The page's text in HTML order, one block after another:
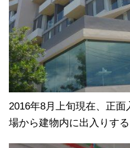
2016年8月上旬現在、正
場から建物内に出入りす